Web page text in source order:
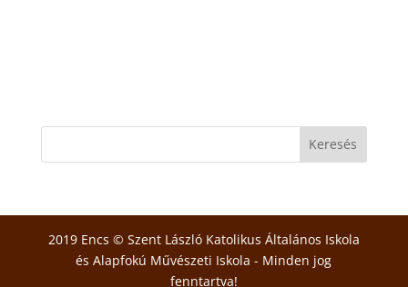
2019 Encs © Szent László Katolikus Általános Iskola
és Alapfokú Művészeti Iskola - Minden jog
fenntartva!